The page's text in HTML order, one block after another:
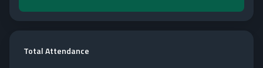
Total Attendance